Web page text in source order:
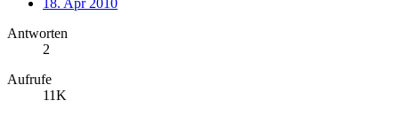
Antworten
2
Aufrufe
11K